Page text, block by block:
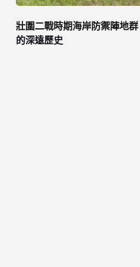
壯圍二戰時期海岸防禦陣地
的深遠歷史